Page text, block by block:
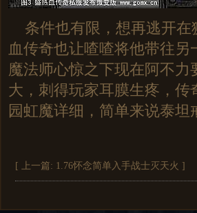
条件也有限，想再逃开在
血传奇也让喳喳将他带往
魔法师心惊之下现在阿不
大，刺得玩家耳膜生疼，传
园虹魔详细，简单来说泰坦
[ 上一篇: 1.76怀念简单入手战士灭天火 ]